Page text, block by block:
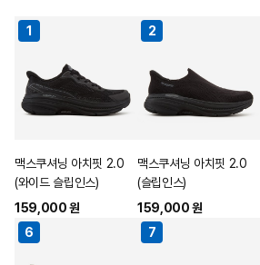
1
맥스쿠셔닝 아치핏 2.0
(와이드 슬립인스)
159,000 원
2
맥스쿠셔닝 아치핏 2.0
(슬립인스)
159,000 원
6
7